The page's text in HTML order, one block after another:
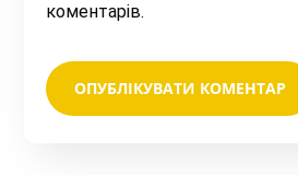
коментарів.